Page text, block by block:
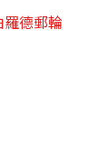
德郵輪